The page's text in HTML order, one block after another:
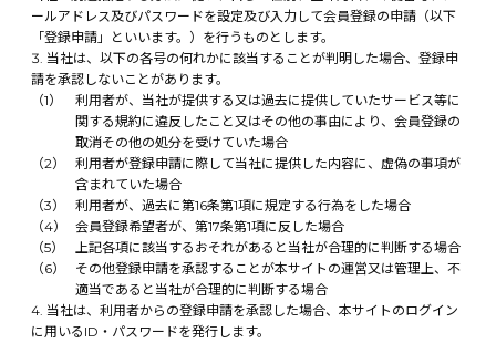
ールアドレス及びパスワードを設定及び入力して会員登録の申請（以下
「登録申請」といいます。）を行うものとします。
当社は、以下の各号の何れかに該当することが判明した場合、登録申
請を承認しないことがあります。
利用者が、当社が提供する又は過去に提供していたサービス等に
関する規約に違反したこと又はその他の事由により、会員登録の
取消その他の処分を受けていた場合
利用者が登録申請に際して当社に提供した内容に、虚偽の事項が
含まれていた場合
利用者が、過去に第16条第1項に規定する行為をした場合
会員登録希望者が、第17条第1項に反した場合
上記各項に該当するおそれがあると当社が合理的に判断する場合
その他登録申請を承認することが本サイトの運営又は管理上、不
適当であると当社が合理的に判断する場合
当社は、利用者からの登録申請を承認した場合、本サイトのログイン
に用いるID・パスワードを発行します。